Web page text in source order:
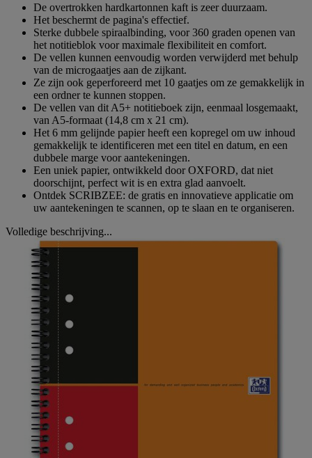
De overtrokken hardkartonnen kaft is zeer duurzaam.
Het beschermt de pagina's effectief.
Sterke dubbele spiraalbinding, voor 360 graden openen van
het notitieblok voor maximale flexibiliteit en comfort.
De vellen kunnen eenvoudig worden verwijderd met behulp
van de microgaatjes aan de zijkant.
Ze zijn ook geperforeerd met 10 gaatjes om ze gemakkelijk in
een ordner te kunnen stoppen.
De vellen van dit A5+ notitieboek zijn, eenmaal losgemaakt,
van A5-formaat (14,8 cm x 21 cm).
Het 6 mm gelijnde papier heeft een kopregel om uw inhoud
gemakkelijk te identificeren met een titel en datum, en een
dubbele marge voor aantekeningen.
Een uniek papier, ontwikkeld door OXFORD, dat niet
doorschijnt, perfect wit is en extra glad aanvoelt.
Ontdek SCRIBZEE: de gratis en innovatieve applicatie om
uw aantekeningen te scannen, op te slaan en te organiseren.
Volledige beschrijving...